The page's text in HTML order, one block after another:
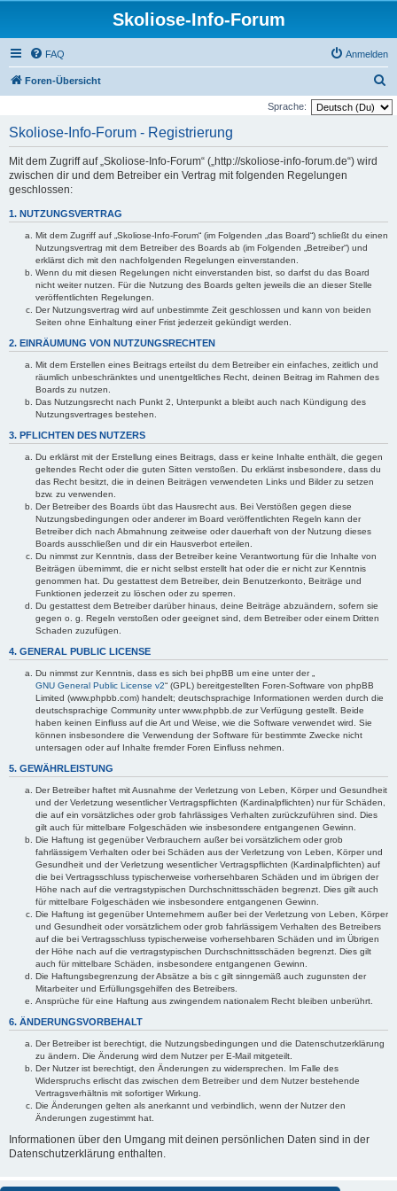
Skoliose-Info-Forum
FAQ Anmelden
Foren-Übersicht
u
Sprache:
Skoliose-Info-Forum - Registrierung
Mit dem Zugriff auf „Skoliose-Info-Forum“ („http://skoliose-info-forum.de“) wird
zwischen dir und dem Betreiber ein Vertrag mit folgenden Regelungen
geschlossen:
1. NUTZUNGSVERTRAG
Mit dem Zugriff auf „Skoliose-Info-Forum“ (im Folgenden „das Board“) schließt du einen
Nutzungsvertrag mit dem Betreiber des Boards ab (im Folgenden „Betreiber“) und
erklärst dich mit den nachfolgenden Regelungen einverstanden.
Wenn du mit diesen Regelungen nicht einverstanden bist, so darfst du das Board
nicht weiter nutzen. Für die Nutzung des Boards gelten jeweils die an dieser Stelle
veröffentlichten Regelungen.
Der Nutzungsvertrag wird auf unbestimmte Zeit geschlossen und kann von beiden
Seiten ohne Einhaltung einer Frist jederzeit gekündigt werden.
2. EINRÄUMUNG VON NUTZUNGSRECHTEN
Mit dem Erstellen eines Beitrags erteilst du dem Betreiber ein einfaches, zeitlich und
räumlich unbeschränktes und unentgeltliches Recht, deinen Beitrag im Rahmen des
Boards zu nutzen.
Das Nutzungsrecht nach Punkt 2, Unterpunkt a bleibt auch nach Kündigung des
Nutzungsvertrages bestehen.
3. PFLICHTEN DES NUTZERS
Du erklärst mit der Erstellung eines Beitrags, dass er keine Inhalte enthält, die gegen
geltendes Recht oder die guten Sitten verstoßen. Du erklärst insbesondere, dass du
das Recht besitzt, die in deinen Beiträgen verwendeten Links und Bilder zu setzen
bzw. zu verwenden.
Der Betreiber des Boards übt das Hausrecht aus. Bei Verstößen gegen diese
Nutzungsbedingungen oder anderer im Board veröffentlichten Regeln kann der
Betreiber dich nach Abmahnung zeitweise oder dauerhaft von der Nutzung dieses
Boards ausschließen und dir ein Hausverbot erteilen.
Du nimmst zur Kenntnis, dass der Betreiber keine Verantwortung für die Inhalte von
Beiträgen übernimmt, die er nicht selbst erstellt hat oder die er nicht zur Kenntnis
genommen hat. Du gestattest dem Betreiber, dein Benutzerkonto, Beiträge und
Funktionen jederzeit zu löschen oder zu sperren.
Du gestattest dem Betreiber darüber hinaus, deine Beiträge abzuändern, sofern sie
gegen o. g. Regeln verstoßen oder geeignet sind, dem Betreiber oder einem Dritten
Schaden zuzufügen.
4. GENERAL PUBLIC LICENSE
Du nimmst zur Kenntnis, dass es sich bei phpBB um eine unter der „
GNU General Public License v2“ (GPL) bereitgestellten Foren-Software von phpBB
Limited (www.phpbb.com) handelt; deutschsprachige Informationen werden durch die
deutschsprachige Community unter www.phpbb.de zur Verfügung gestellt. Beide
haben keinen Einfluss auf die Art und Weise, wie die Software verwendet wird. Sie
können insbesondere die Verwendung der Software für bestimmte Zwecke nicht
untersagen oder auf Inhalte fremder Foren Einfluss nehmen.
5. GEWÄHRLEISTUNG
Der Betreiber haftet mit Ausnahme der Verletzung von Leben, Körper und Gesundheit
und der Verletzung wesentlicher Vertragspflichten (Kardinalpflichten) nur für Schäden,
die auf ein vorsätzliches oder grob fahrlässiges Verhalten zurückzuführen sind. Dies
gilt auch für mittelbare Folgeschäden wie insbesondere entgangenen Gewinn.
Die Haftung ist gegenüber Verbrauchern außer bei vorsätzlichem oder grob
fahrlässigem Verhalten oder bei Schäden aus der Verletzung von Leben, Körper und
Gesundheit und der Verletzung wesentlicher Vertragspflichten (Kardinalpflichten) auf
die bei Vertragsschluss typischerweise vorhersehbaren Schäden und im übrigen der
Höhe nach auf die vertragstypischen Durchschnittsschäden begrenzt. Dies gilt auch
für mittelbare Folgeschäden wie insbesondere entgangenen Gewinn.
Die Haftung ist gegenüber Unternehmern außer bei der Verletzung von Leben, Körper
und Gesundheit oder vorsätzlichem oder grob fahrlässigem Verhalten des Betreibers
auf die bei Vertragsschluss typischerweise vorhersehbaren Schäden und im Übrigen
der Höhe nach auf die vertragstypischen Durchschnittsschäden begrenzt. Dies gilt
auch für mittelbare Schäden, insbesondere entgangenen Gewinn.
Die Haftungsbegrenzung der Absätze a bis c gilt sinngemäß auch zugunsten der
Mitarbeiter und Erfüllungsgehilfen des Betreibers.
Ansprüche für eine Haftung aus zwingendem nationalem Recht bleiben unberührt.
6. ÄNDERUNGSVORBEHALT
Der Betreiber ist berechtigt, die Nutzungsbedingungen und die Datenschutzerklärung
zu ändern. Die Änderung wird dem Nutzer per E-Mail mitgeteilt.
Der Nutzer ist berechtigt, den Änderungen zu widersprechen. Im Falle des
Widerspruchs erlischt das zwischen dem Betreiber und dem Nutzer bestehende
Vertragsverhältnis mit sofortiger Wirkung.
Die Änderungen gelten als anerkannt und verbindlich, wenn der Nutzer den
Änderungen zugestimmt hat.
Informationen über den Umgang mit deinen persönlichen Daten sind in der
Datenschutzerklärung enthalten.